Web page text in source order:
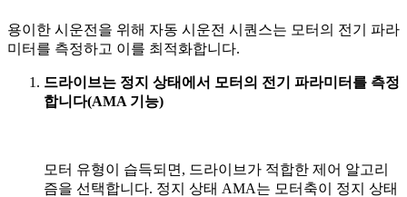
용이한 시운전을 위해 자동 시운전 시퀀스는 모터의 전기 파라
미터를 측정하고 이를 최적화합니다.
드라이브는 정지 상태에서 모터의 전기 파라미터를 측정
합니다(AMA 기능)
모터 유형이 습득되면, 드라이브가 적합한 제어 알고리
즘을 선택합니다. 정지 상태 AMA는 모터축이 정지 상태